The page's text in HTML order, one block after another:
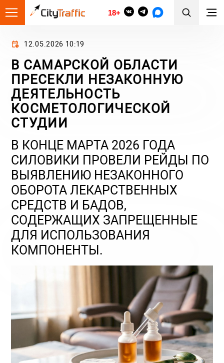
18+
12.05.2026 10:19
В САМАРСКОЙ ОБЛАСТИ
ПРЕСЕКЛИ НЕЗАКОННУЮ
ДЕЯТЕЛЬНОСТЬ
КОСМЕТОЛОГИЧЕСКОЙ
СТУДИИ
В КОНЦЕ МАРТА 2026 ГОДА
СИЛОВИКИ ПРОВЕЛИ РЕЙДЫ ПО
ВЫЯВЛЕНИЮ НЕЗАКОННОГО
ОБОРОТА ЛЕКАРСТВЕННЫХ
СРЕДСТВ И БАДОВ,
СОДЕРЖАЩИХ ЗАПРЕЩЕННЫЕ
ДЛЯ ИСПОЛЬЗОВАНИЯ
КОМПОНЕНТЫ.